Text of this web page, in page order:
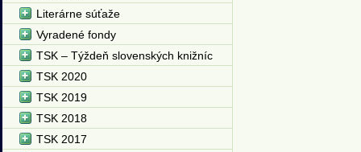
Literárne súťaže
Vyradené fondy
TSK – Týždeň slovenských knižníc
TSK 2020
TSK 2019
TSK 2018
TSK 2017